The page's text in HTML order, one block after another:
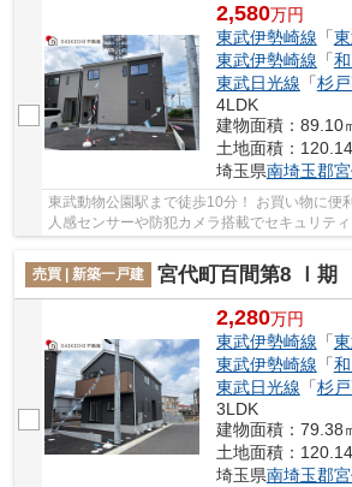
2,580万円
東武伊勢崎線 「
東武伊勢崎線 「
東武日光線 「杉
4LDK
建物面積：89.10
土地面積：
埼玉県南埼玉郡
東武動物公園駅まで徒歩10分！ お買い物に便
人感センサーや防犯カメラ搭載でセキュリティも安心♪
売買 | 新築一戸建
宮代町百間第8 Ⅰ期 新築戸
2,280万円
東武伊勢崎線 「
東武伊勢崎線 「
東武日光線 「杉
3LDK
建物面積：79.38
土地面積：
埼玉県南埼玉郡